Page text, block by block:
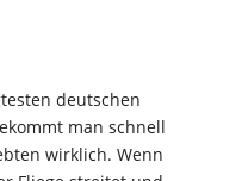
deutschen
man schnell
wirklich. Wenn